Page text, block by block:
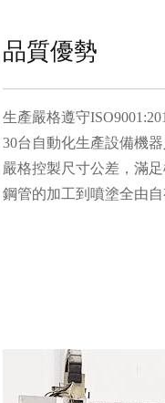
品質優勢
生產嚴格遵守
30台自動化生產設備機
嚴格控製尺寸公差，滿
鋼管的加工到噴塗全由